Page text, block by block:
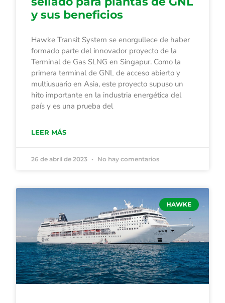
y sus beneficios
Hawke Transit System se enorgullece de haber
formado parte del innovador proyecto de la
Terminal de Gas SLNG en Singapur. Como la
primera terminal de GNL de acceso abierto y
multiusuario en Asia, este proyecto supuso un
hito importante en la industria energética del
país y es una prueba del
LEER MÁS
26 de abril de 2023 No hay comentarios
HAWKE